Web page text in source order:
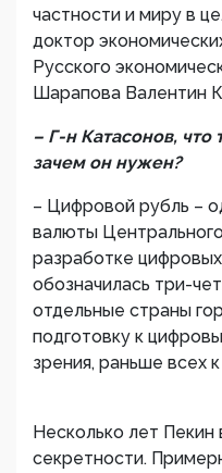
частности и миру в
доктор
Русского
Шарапова Валентин
– Г-н Катасонов, что
зачем он нужен?
– Цифровой рубль –
валюты
разработке
обозначилась три-
отдельные страны
подготовку к
зрения, раньше всех
Несколько лет Пекин
секретности.